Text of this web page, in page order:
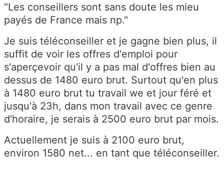
"Les conseillers sont sans doute les mieu
payés de France mais np."
Je suis téléconseiller et je gagne bien plus, il
suffit de voir les offres d'emploi pour
s'aperçevoir qu'il y a pas mal d'offres bien au
dessus de 1480 euro brut. Surtout qu'en plus
à 1480 euro brut tu travail we et jour féré et
jusqu'à 23h, dans mon travail avec ce genre
d'horaire, je serais à 2500 euro brut par mois.
Actuellement je suis à 2100 euro brut,
environ 1580 net... en tant que téléconseiller.